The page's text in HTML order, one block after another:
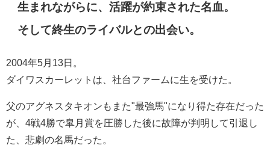
生まれながらに、活躍が約束された名血。
そして終生のライバルとの出会い。
2004年5月13日。
ダイワスカーレットは、社台ファームに生を受けた。
父のアグネスタキオンもまた"最強馬"になり得た存在だった
が、4戦4勝で皐月賞を圧勝した後に故障が判明して引退し
た、悲劇の名馬だった。